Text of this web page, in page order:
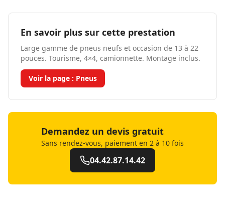
En savoir plus sur cette prestation
Large gamme de pneus neufs et occasion de 13 à 22
pouces. Tourisme, 4×4, camionnette. Montage inclus.
Voir la page : Pneus
Demandez un devis gratuit
Sans rendez-vous, paiement en 2 à 10 fois
04.42.87.14.42